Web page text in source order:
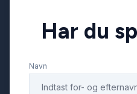
Har du
Navn